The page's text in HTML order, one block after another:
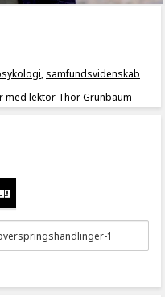
, samfundsvidenskab
lektor Thor Grünbaum